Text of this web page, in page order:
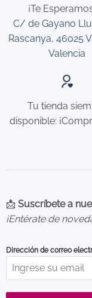
¡Te
C/ de Gayano
Rascanya, 46025
Valencia
Tu tienda
disponible:
📩 Suscríbete a
¡Entérate de
Dirección de correo